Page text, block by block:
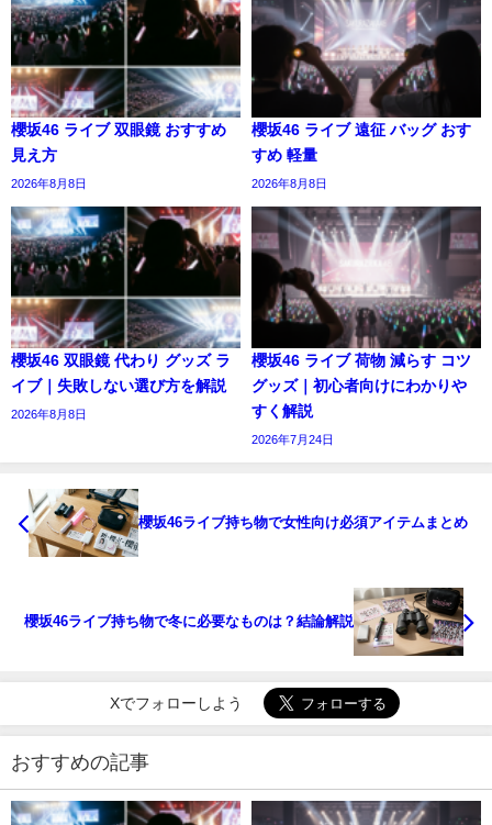
櫻坂46 ライブ 双眼鏡 おすすめ
見え方
2026年8月8日
櫻坂46 ライブ 遠征 バッグ おす
すめ 軽量
2026年8月8日
櫻坂46 双眼鏡 代わり グッズ ラ
イブ｜失敗しない選び方を解説
2026年8月8日
櫻坂46 ライブ 荷物 減らす コツ
グッズ｜初心者向けにわかりや
すく解説
2026年7月24日
櫻坂46ライブ持ち物で女性向け必須アイテムまとめ
櫻坂46ライブ持ち物で冬に必要なものは？結論解説
Xでフォローしよう
おすすめの記事